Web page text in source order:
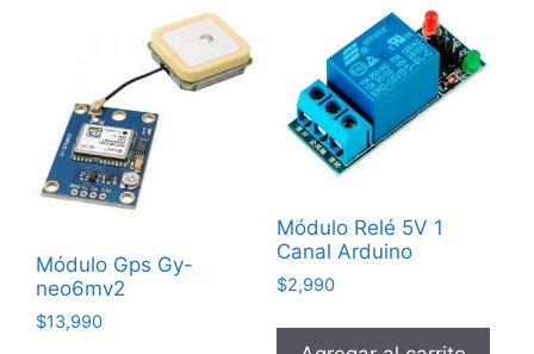
Módulo Gps Gy-
neo6mv2
$13,990
Módulo Relé 5V 1
Canal Arduino
$2,990